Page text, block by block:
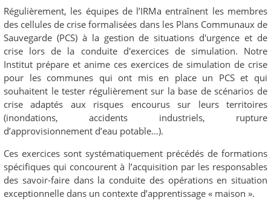
Régulièrement, les équipes de l’IRMa entraînent les membres
des cellules de crise formalisées dans les Plans Communaux de
Sauvegarde (PCS) à la gestion de situations d'urgence et de
crise lors de la conduite d'exercices de simulation. Notre
Institut prépare et anime ces exercices de simulation de crise
pour les communes qui ont mis en place un PCS et qui
souhaitent le tester régulièrement sur la base de scénarios de
crise adaptés aux risques encourus sur leurs territoires
(inondations, accidents industriels, rupture
d’approvisionnement d’eau potable…).
Ces exercices sont systématiquement précédés de formations
spécifiques qui concourent à l’acquisition par les responsables
des savoir-faire dans la conduite des opérations en situation
exceptionnelle dans un contexte d’apprentissage « maison ».